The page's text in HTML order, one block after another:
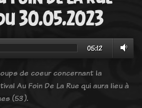
30.05.2023
05:12
de coeur concernant la
Au Foin De La Rue qui aura lieu à
(53).